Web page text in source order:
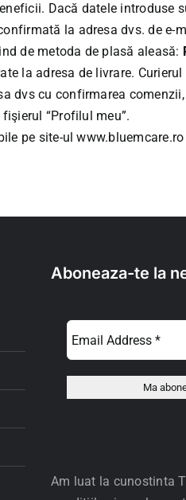
Dacă datele introduse
la adresa dvs. de
de metoda de plasă aleasă:
la adresa de livrare.
dvs cu confirmarea
“Profilul meu”.
pe site-ulwww.bluemcare.ro
Aboneaza-te la
Am luat la cunostinta